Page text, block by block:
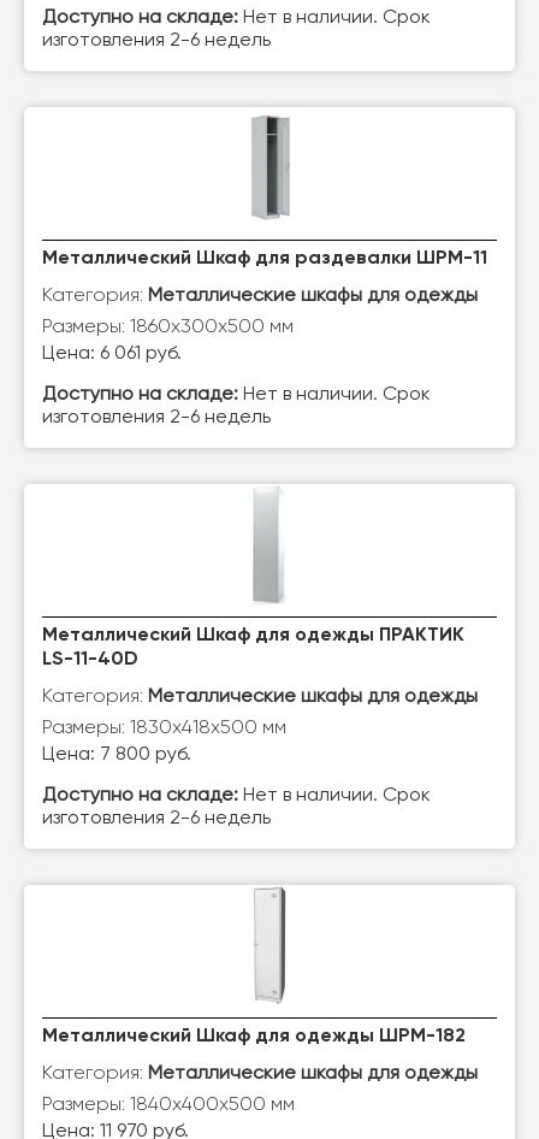
Доступно на складе: Нет в наличии. Срок
изготовления 2-6 недель
Металлический Шкаф для раздевалки ШРМ-11
Категория: Металлические шкафы для одежды
Размеры: 1860х300х500 мм
Цена: 6 061 руб.
Доступно на складе: Нет в наличии. Срок
изготовления 2-6 недель
Металлический Шкаф для одежды ПРАКТИК
LS-11-40D
Категория: Металлические шкафы для одежды
Размеры: 1830х418х500 мм
Цена: 7 800 руб.
Доступно на складе: Нет в наличии. Срок
изготовления 2-6 недель
Металлический Шкаф для одежды ШРМ-182
Категория: Металлические шкафы для одежды
Размеры: 1840х400х500 мм
Цена: 11 970 руб.